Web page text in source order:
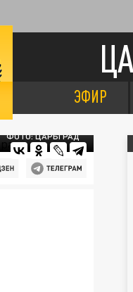
ЭФИР
ФОТО: ЦАРЬГРАД